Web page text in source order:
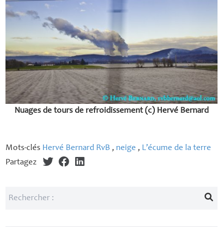
Nuages de tours de refroidissement (c) Hervé Bernard
Mots-clés Hervé Bernard RvB , neige , L’écume de la terre
Partagez